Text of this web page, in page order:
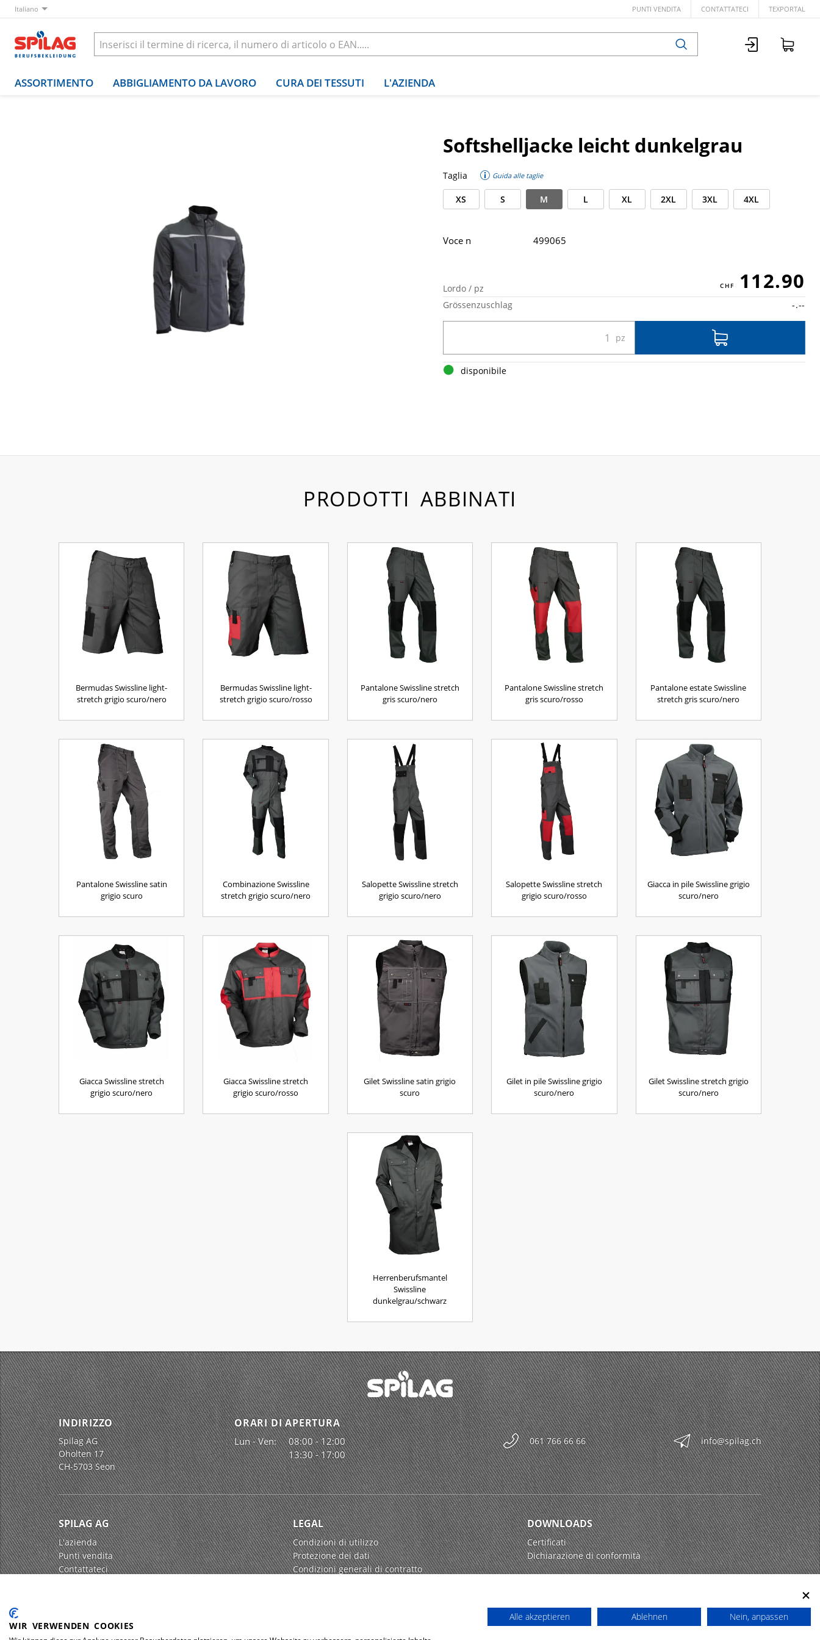
Italiano PUNTI VENDITA CONTATTATECI TEXPORTAL
ASSORTIMENTO ABBIGLIAMENTO DA LAVORO CURA DEI TESSUTI L'AZIENDA
Softshelljacke leicht dunkelgrau
Taglia Guida alle taglie
XS S M L XL 2XL 3XL 4XL
Lordo / pz 112.90
Grössenzuschlag -.--
disponibile
Voce n 499065
PRODOTTI ABBINATI
Bermudas Swissline light-
stretch grigio scuro/nero
Bermudas Swissline light-
stretch grigio scuro/rosso
Pantalone Swissline stretch
gris scuro/nero
Pantalone Swissline stretch
gris scuro/rosso
Pantalone estate Swissline
stretch gris scuro/nero
Pantalone Swissline satin
grigio scuro
Combinazione Swissline
stretch grigio scuro/nero
Salopette Swissline stretch
grigio scuro/nero
Salopette Swissline stretch
grigio scuro/rosso
Giacca in pile Swissline grigio
scuro/nero
Giacca Swissline stretch
grigio scuro/nero
Giacca Swissline stretch
grigio scuro/rosso
Gilet Swissline satin grigio
scuro
Gilet in pile Swissline grigio
scuro/nero
Gilet Swissline stretch grigio
scuro/nero
Herrenberufsmantel
Swissline
dunkelgrau/schwarz
INDIRIZZO
Spilag AG
Oholten 17
CH-5703 Seon
ORARI DI APERTURA
Lun - Ven:
08:00 - 12:00
13:30 - 17:00
061 766 66 66 info@spilag.ch
SPILAG AG
L'azienda
Punti vendita
Contattateci
LEGAL
Condizioni di utilizzo
Protezione dei dati
Condizioni generali di contratto
DOWNLOADS
Certificati
Dichiarazione di conformità
Impressum Protezione dei dati
WIR VERWENDEN COOKIES
Alle akzeptieren Ablehnen Nein, anpassen